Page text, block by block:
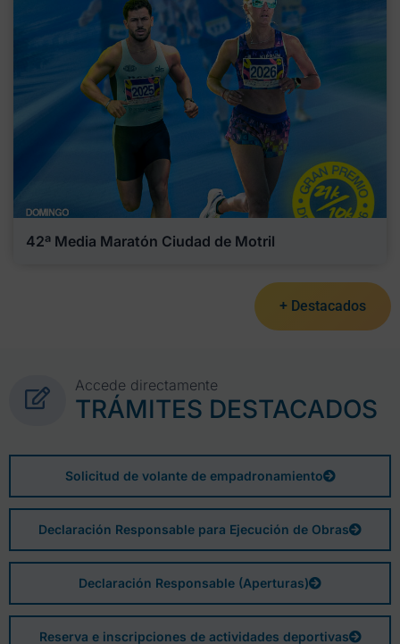
42ª Media Maratón Ciudad de Motril
+ Destacados
Accede directamente
TRÁMITES DESTACADOS
Solicitud de volante de empadronamiento
Declaración Responsable para Ejecución de Obras
Declaración Responsable (Aperturas)
Reserva e inscripciones de actividades deportivas